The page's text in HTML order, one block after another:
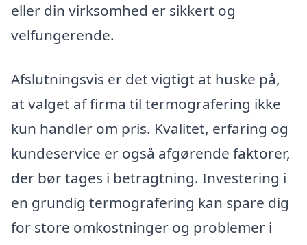
eller din virksomhed er sikkert og
velfungerende.
Afslutningsvis er det vigtigt at huske på,
at valget af firma til termografering ikke
kun handler om pris. Kvalitet, erfaring og
kundeservice er også afgørende faktorer,
der bør tages i betragtning. Investering i
en grundig termografering kan spare dig
for store omkostninger og problemer i